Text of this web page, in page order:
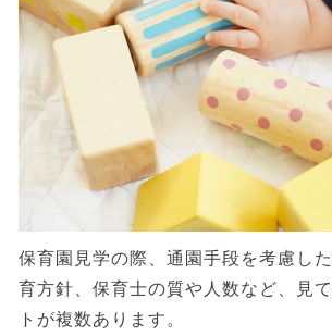
保育園見学の際、通園手段を考慮し
育方針、保育士の質や人数など、見
トが複数あります。